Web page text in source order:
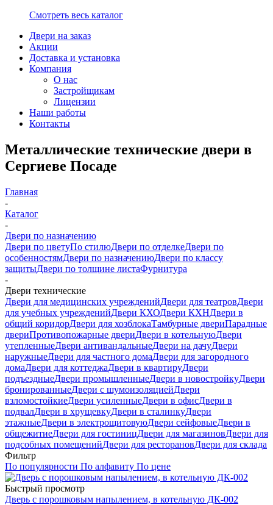
Смотреть весь каталог
Двери на заказ
Акции
Доставка и установка
Компания
О нас
Застройщикам
Лицензии
Наши работы
Контакты
Металлические технические двери в
Сергиеве Посаде
Главная
-
Каталог
-
Двери по назначению
Двери по цветуПо стилюДвери по отделкеДвери по
особенностямДвери по назначениюДвери по классу
защитыДвери по толщине листаФурнитура
-
Двери технические
Двери для медицинских учрежденийДвери для театровДвери
для учебных учрежденийДвери КХОДвери КХНДвери в
общий коридорДвери для хозблокаТамбурные двериПарадные
двериПротивопожарные двериДвери в котельнуюДвери
утепленныеДвери антивандальныеДвери на дачуДвери
наружныеДвери для частного домаДвери для загородного
домаДвери для коттеджаДвери в квартируДвери
подъездныеДвери промышленныеДвери в новостройкуДвери
бронированныеДвери с шумоизоляциейДвери
взломостойкиеДвери усиленныеДвери в офисДвери в
подвалДвери в хрущевкуДвери в сталинкуДвери
этажныеДвери в электрощитовуюДвери сейфовыеДвери в
общежитиеДвери для гостиницДвери для магазиновДвери для
подсобных помещенийДвери для ресторановДвери для склада
Фильтр
По популярности По алфавиту По цене
Быстрый просмотр
Дверь с порошковым напылением, в котельную ДК-002